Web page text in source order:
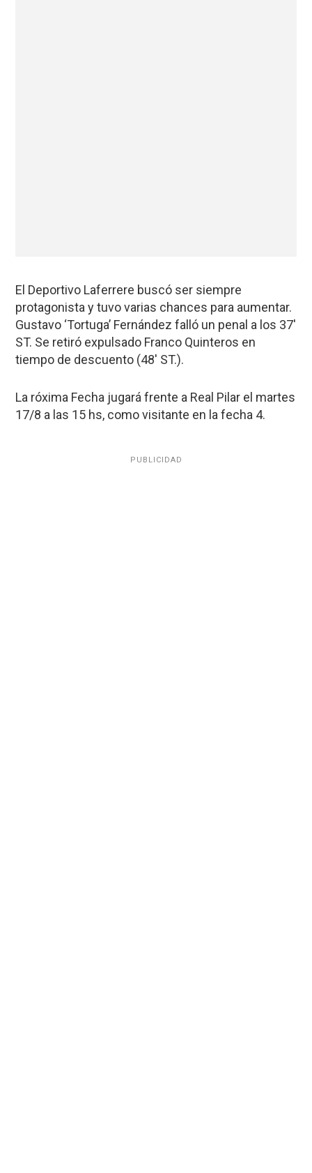
El Deportivo Laferrere buscó ser siempre
protagonista y tuvo varias chances para aumentar.
Gustavo ‘Tortuga’ Fernández falló un penal a los 37′
ST. Se retiró expulsado Franco Quinteros en
tiempo de descuento (48′ ST.).
La róxima Fecha jugará frente a Real Pilar el martes
17/8 a las 15 hs, como visitante en la fecha 4.
PUBLICIDAD